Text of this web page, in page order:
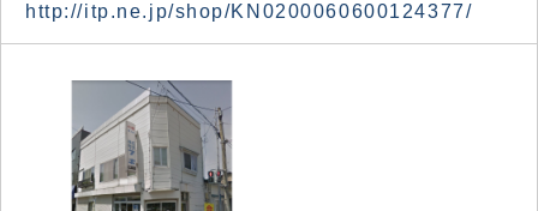
http://itp.ne.jp/shop/KN0200060600124377/